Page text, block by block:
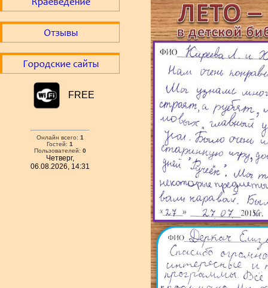
FREE
Онлайн всего: 1
Гостей: 1
Пользователей: 0
Четверг,
06.08.2026, 14:31